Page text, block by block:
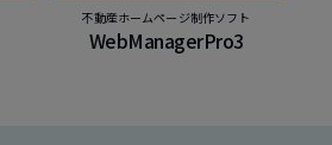
不動産ホームページ制作ソフト
WebManagerPro3